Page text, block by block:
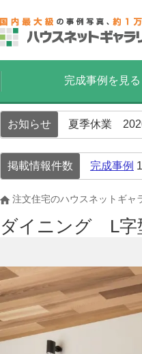
完成事例を見る
お知らせ 夏季休業
掲載情報件数 完成事例
注文住宅のハウスネットギャ
ダイニング L字